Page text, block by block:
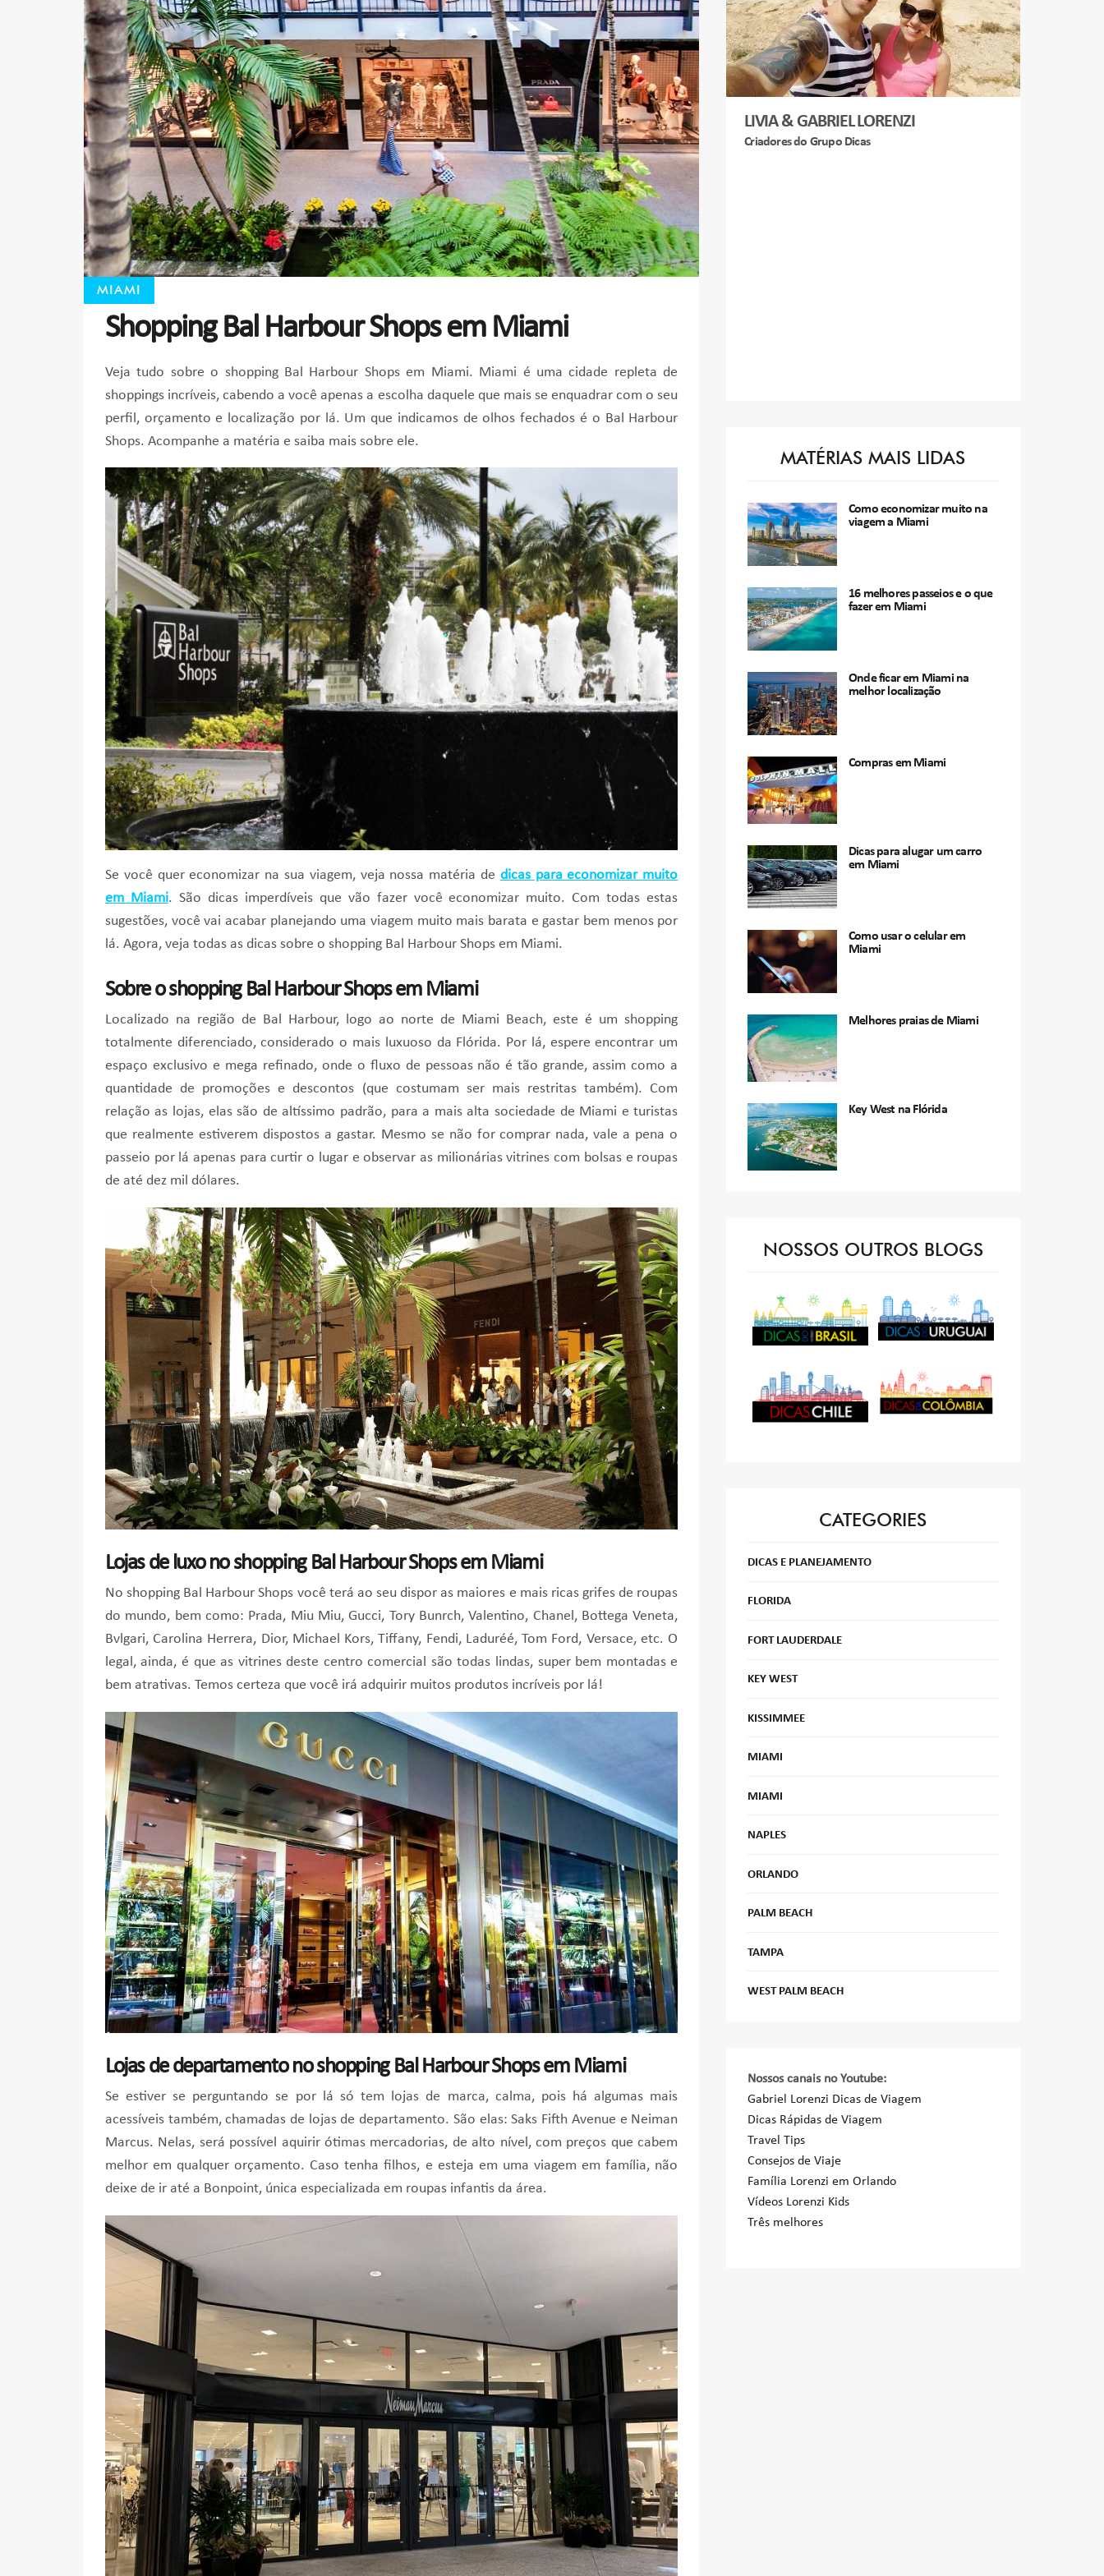
MIAMI
Shopping Bal Harbour Shops em Miami
Veja tudo sobre o shopping Bal Harbour Shops em Miami. Miami é uma cidade repleta de
shoppings incríveis, cabendo a você apenas a escolha daquele que mais se enquadrar com o seu
perfil, orçamento e localização por lá. Um que indicamos de olhos fechados é o Bal Harbour
Shops. Acompanhe a matéria e saiba mais sobre ele.
Se você quer economizar na sua viagem, veja nossa matéria de dicas para economizar muito
em Miami. São dicas imperdíveis que vão fazer você economizar muito. Com todas estas
sugestões, você vai acabar planejando uma viagem muito mais barata e gastar bem menos por
lá. Agora, veja todas as dicas sobre o shopping Bal Harbour Shops em Miami.
Sobre o shopping Bal Harbour Shops em Miami
Localizado na região de Bal Harbour, logo ao norte de Miami Beach, este é um shopping
totalmente diferenciado, considerado o mais luxuoso da Flórida. Por lá, espere encontrar um
espaço exclusivo e mega refinado, onde o fluxo de pessoas não é tão grande, assim como a
quantidade de promoções e descontos (que costumam ser mais restritas também). Com
relação as lojas, elas são de altíssimo padrão, para a mais alta sociedade de Miami e turistas
que realmente estiverem dispostos a gastar. Mesmo se não for comprar nada, vale a pena o
passeio por lá apenas para curtir o lugar e observar as milionárias vitrines com bolsas e roupas
de até dez mil dólares.
Lojas de luxo no shopping Bal Harbour Shops em Miami
No shopping Bal Harbour Shops você terá ao seu dispor as maiores e mais ricas grifes de roupas
do mundo, bem como: Prada, Miu Miu, Gucci, Tory Bunrch, Valentino, Chanel, Bottega Veneta,
Bvlgari, Carolina Herrera, Dior, Michael Kors, Tiffany, Fendi, Laduréé, Tom Ford, Versace, etc. O
legal, ainda, é que as vitrines deste centro comercial são todas lindas, super bem montadas e
bem atrativas. Temos certeza que você irá adquirir muitos produtos incríveis por lá!
Lojas de departamento no shopping Bal Harbour Shops em Miami
Se estiver se perguntando se por lá só tem lojas de marca, calma, pois há algumas mais
acessíveis também, chamadas de lojas de departamento. São elas: Saks Fifth Avenue e Neiman
Marcus. Nelas, será possível aquirir ótimas mercadorias, de alto nível, com preços que cabem
melhor em qualquer orçamento. Caso tenha filhos, e esteja em uma viagem em família, não
deixe de ir até a Bonpoint, única especializada em roupas infantis da área.
LIVIA & GABRIEL LORENZI
Criadores do Grupo Dicas
MATÉRIAS MAIS LIDAS
Como economizar muito na
viagem a Miami
16 melhores passeios e o que
fazer em Miami
Onde ficar em Miami na
melhor localização
Compras em Miami
Dicas para alugar um carro
em Miami
Como usar o celular em
Miami
Melhores praias de Miami
Key West na Flórida
NOSSOS OUTROS BLOGS
CATEGORIES
DICAS E PLANEJAMENTO
FLORIDA
FORT LAUDERDALE
KEY WEST
KISSIMMEE
MIAMI
MIAMI
NAPLES
ORLANDO
PALM BEACH
TAMPA
WEST PALM BEACH
Nossos canais no Youtube:
Gabriel Lorenzi Dicas de Viagem
Dicas Rápidas de Viagem
Travel Tips
Consejos de Viaje
Família Lorenzi em Orlando
Vídeos Lorenzi Kids
Três melhores